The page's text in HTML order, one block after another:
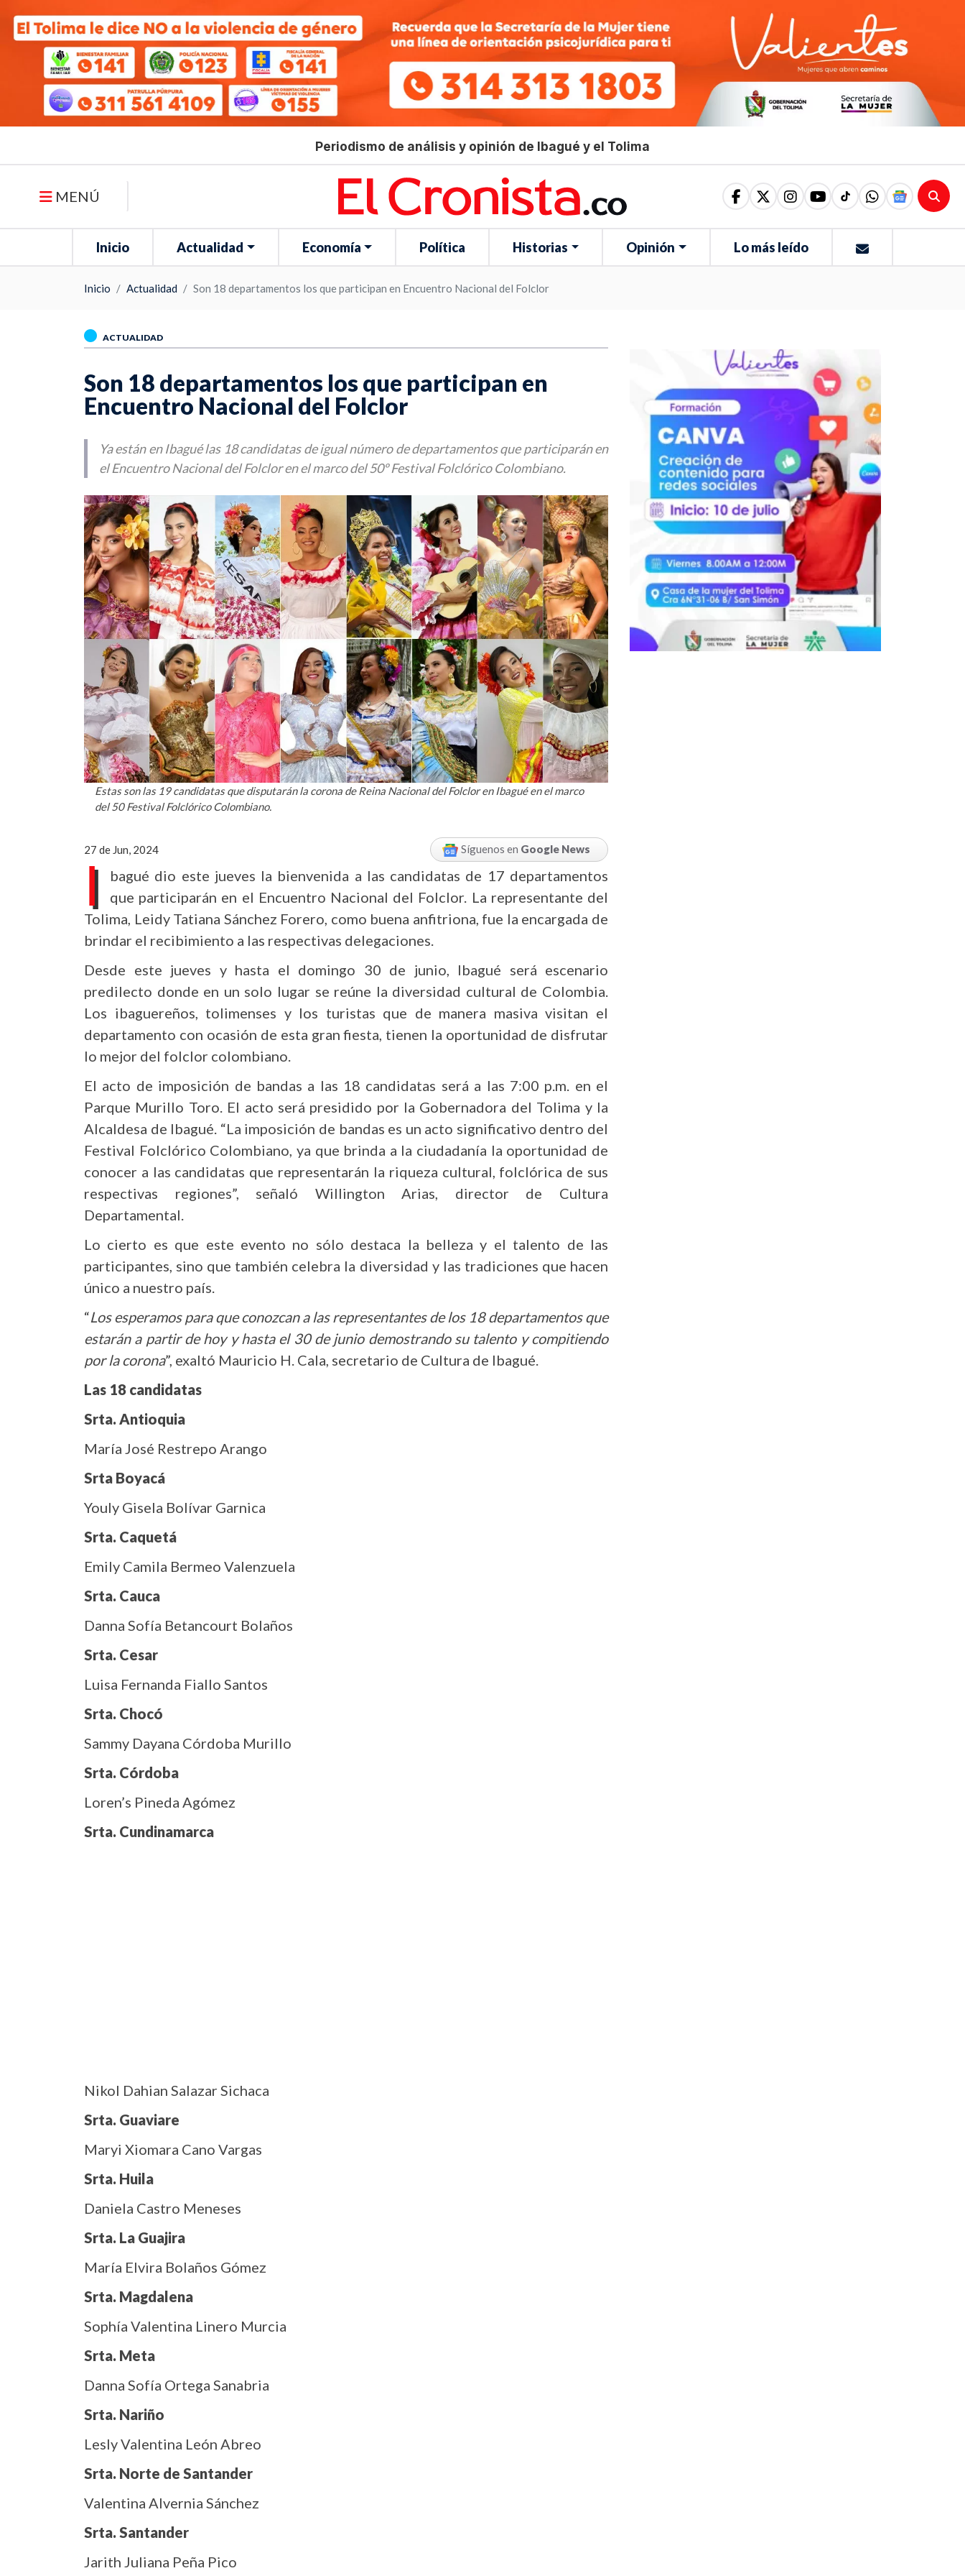
Periodismo de análisis y opinión de Ibagué y el Tolima
MENÚ
Inicio Actualidad Economía Política Historias Opinión Lo más leído
Inicio Actualidad Son 18 departamentos los que participan en Encuentro Nacional del Folclor
ACTUALIDAD
Son 18 departamentos los que participan en
Encuentro Nacional del Folclor
Ya están en Ibagué las 18 candidatas de igual número de departamentos que participarán en
el Encuentro Nacional del Folclor en el marco del 50º Festival Folclórico Colombiano.
Estas son las 19 candidatas que disputarán la corona de Reina Nacional del Folclor en Ibagué en el marco
del 50 Festival Folclórico Colombiano.
27 de Jun, 2024 Síguenos en Google News
I
bagué dio este jueves la bienvenida a las candidatas de 17 departamentos
que participarán en el Encuentro Nacional del Folclor. La representante del
Tolima, Leidy Tatiana Sánchez Forero, como buena anfitriona, fue la encargada de
brindar el recibimiento a las respectivas delegaciones.
Desde este jueves y hasta el domingo 30 de junio, Ibagué será escenario
predilecto donde en un solo lugar se reúne la diversidad cultural de Colombia.
Los ibaguereños, tolimenses y los turistas que de manera masiva visitan el
departamento con ocasión de esta gran fiesta, tienen la oportunidad de disfrutar
lo mejor del folclor colombiano.
El acto de imposición de bandas a las 18 candidatas será a las 7:00 p.m. en el
Parque Murillo Toro. El acto será presidido por la Gobernadora del Tolima y la
Alcaldesa de Ibagué. “La imposición de bandas es un acto significativo dentro del
Festival Folclórico Colombiano, ya que brinda a la ciudadanía la oportunidad de
conocer a las candidatas que representarán la riqueza cultural, folclórica de sus
respectivas regiones”, señaló Willington Arias, director de Cultura
Departamental.
Lo cierto es que este evento no sólo destaca la belleza y el talento de las
participantes, sino que también celebra la diversidad y las tradiciones que hacen
único a nuestro país.
“Los esperamos para que conozcan a las representantes de los 18 departamentos que
estarán a partir de hoy y hasta el 30 de junio demostrando su talento y compitiendo
por la corona”, exaltó Mauricio H. Cala, secretario de Cultura de Ibagué.
Las 18 candidatas
Srta. Antioquia
María José Restrepo Arango
Srta Boyacá
Youly Gisela Bolívar Garnica
Srta. Caquetá
Emily Camila Bermeo Valenzuela
Srta. Cauca
Danna Sofía Betancourt Bolaños
Srta. Cesar
Luisa Fernanda Fiallo Santos
Srta. Chocó
Sammy Dayana Córdoba Murillo
Srta. Córdoba
Loren’s Pineda Agómez
Srta. Cundinamarca
Nikol Dahian Salazar Sichaca
Srta. Guaviare
Maryi Xiomara Cano Vargas
Srta. Huila
Daniela Castro Meneses
Srta. La Guajira
María Elvira Bolaños Gómez
Srta. Magdalena
Sophía Valentina Linero Murcia
Srta. Meta
Danna Sofía Ortega Sanabria
Srta. Nariño
Lesly Valentina León Abreo
Srta. Norte de Santander
Valentina Alvernia Sánchez
Srta. Santander
Jarith Juliana Peña Pico